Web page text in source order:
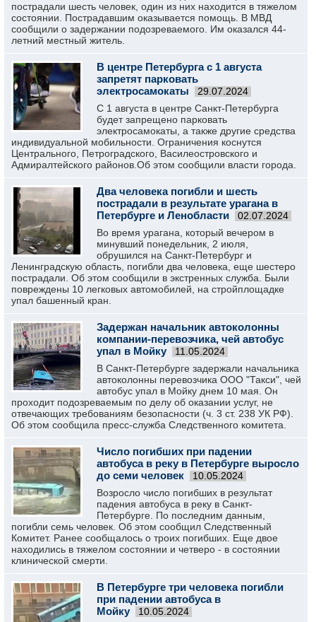
пострадали шесть человек, один из них находится в тяжелом
состоянии. Пострадавшим оказывается помощь. В МВД
сообщили о задержании подозреваемого. Им оказался 44-
летний местный житель.
В центре Петербурга с 1 августа
запретят парковать
электросамокаты
29.07.2024
С 1 августа в центре Санкт-Петербурга
будет запрещено парковать
электросамокаты, а также другие средства
индивидуальной мобильности. Ограничения коснутся
Центрального, Петроградского, Василеостровского и
Адмиралтейского районов.Об этом сообщили власти города.
Два человека погибли и шесть
пострадали в результате урагана в
Петербурге и Ленобласти
02.07.2024
Во время урагана, который вечером в
минувший понедельник, 2 июля,
обрушился на Санкт-Петербург и
Ленинградскую область, погибли два человека, еще шестеро
пострадали. Об этом сообщили в экстренных служба. Были
повреждены 10 легковых автомобилей, на стройплощадке
упал башенный кран.
Задержан начальник автоколонны
компании-перевозчика, чей автобус
упал в Мойку
11.05.2024
В Санкт-Петербурге задержали начальника
автоколонны перевозчика ООО "Такси", чей
автобус упал в Мойку днем 10 мая. Он
проходит подозреваемым по делу об оказании услуг, не
отвечающих требованиям безопасности (ч. 3 ст. 238 УК РФ).
Об этом сообщила пресс-служба Следственного комитета.
Число погибших при падении
автобуса в реку в Петербурге выросло
до семи человек
10.05.2024
Возросло число погибших в результат
падения автобуса в реку в Санкт-
Петербурге. По последним данным,
погибли семь человек. Об этом сообщил Следственный
Комитет. Ранее сообщалось о троих погибших. Еще двое
находились в тяжелом состоянии и четверо - в состоянии
клинической смерти.
В Петербурге три человека погибли
при падении автобуса в
Мойку
10.05.2024